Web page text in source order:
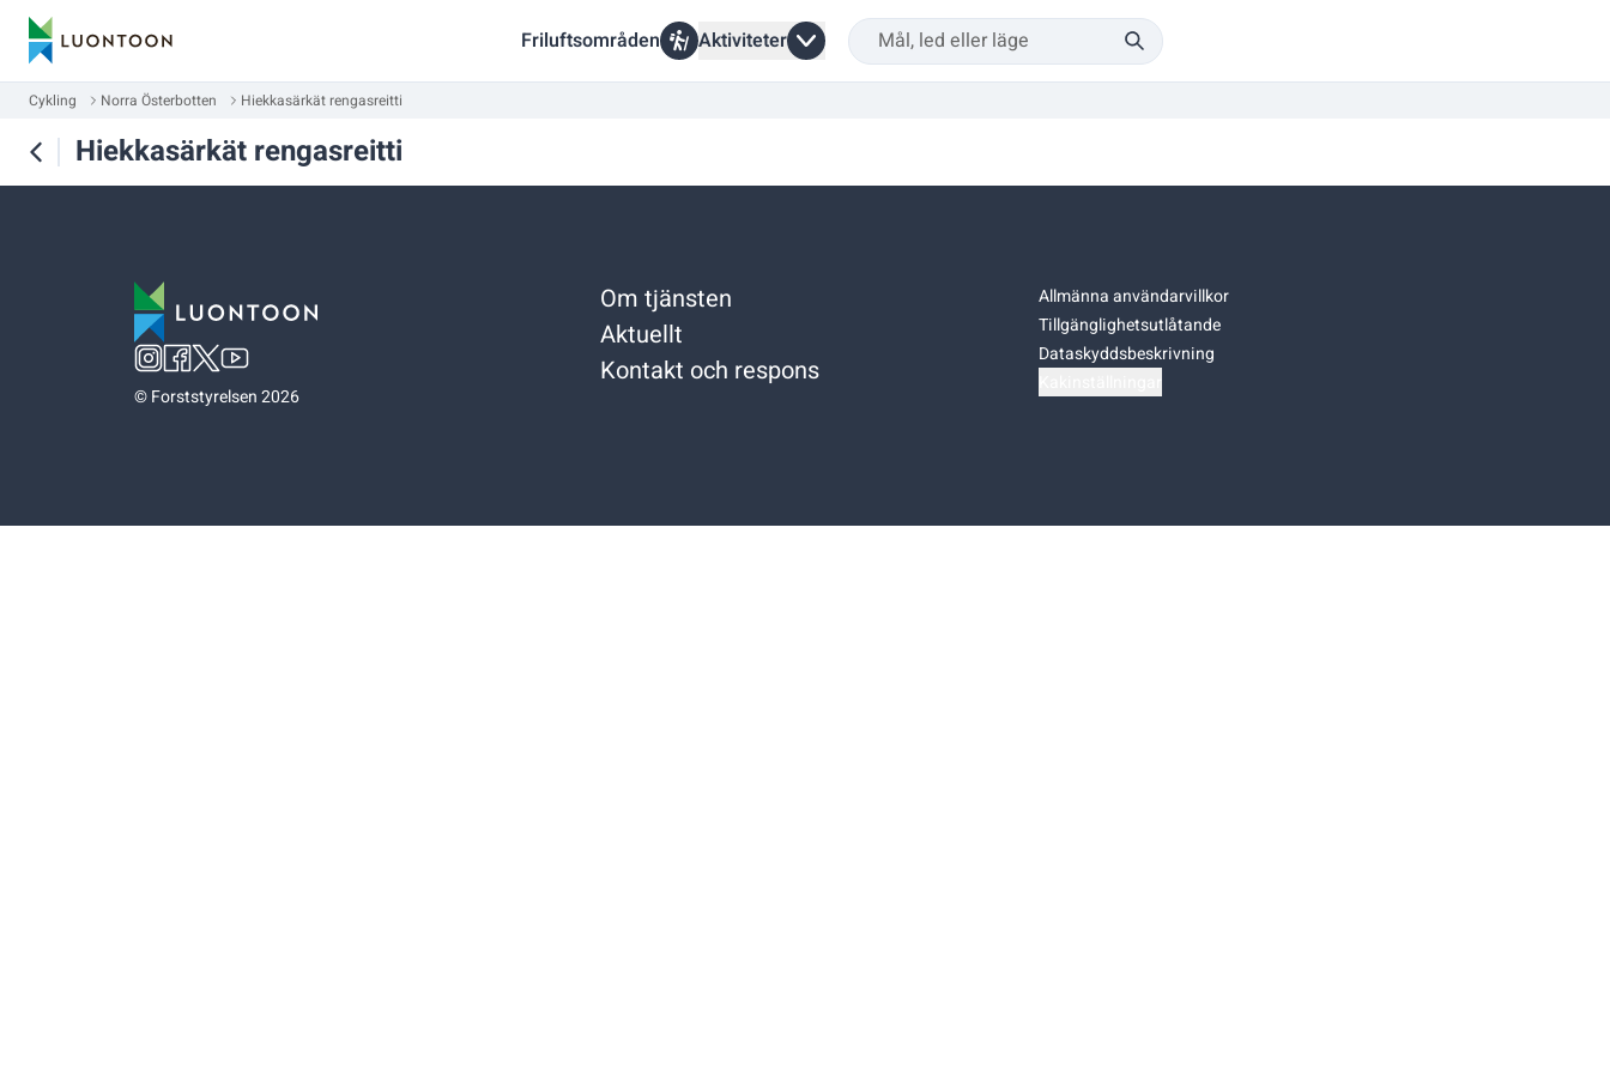
Friluftsområden Aktiviteter
Cykling Norra Österbotten Hiekkasärkät rengasreitti
Hiekkasärkät rengasreitti
©Forststyrelsen 2026
Om tjänsten
Aktuellt
Kontakt och respons
Allmänna användarvillkor
Tillgänglighetsutlåtande
Dataskyddsbeskrivning